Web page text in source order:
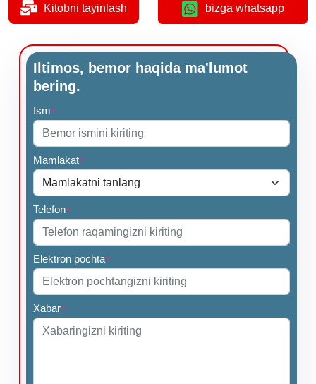
Kitobni tayinlash bizga whatsapp
Iltimos, bemor haqida ma'lumot
bering.
Ism*
Mamlakat*
Telefon*
Elektron pochta*
Xabar*